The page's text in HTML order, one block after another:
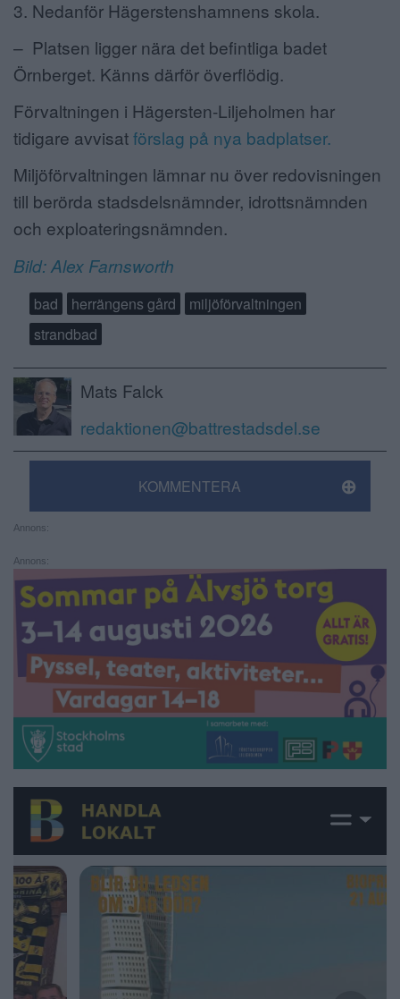
3. Nedanför Hägerstenshamnens skola.
– Platsen ligger nära det befintliga badet
Örnberget. Känns därför överflödig.
Förvaltningen i Hägersten-Liljeholmen har
tidigare avvisatförslag på nya badplatser.
Miljöförvaltningen lämnar nu över redovisningen
till berörda stadsdelsnämnder, idrottsnämnden
och exploateringsnämnden.
Bild: Alex Farnsworth
bad herrängens gård
miljöförvaltningen
strandbad
Mats Falck
redaktionen@battrestadsdel.se
KOMMENTERA
Annons:
Annons: